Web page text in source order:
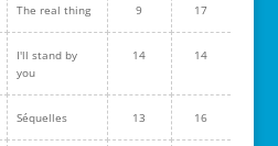
The real thing 9 17
I'll stand by
you
14 14
Séquelles 13 16